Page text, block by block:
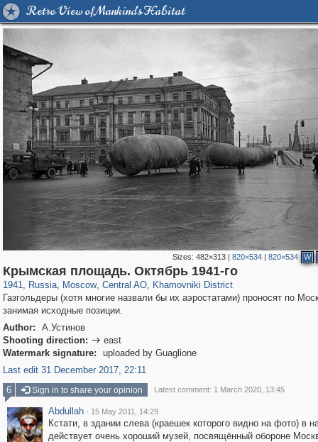
Retro View of Mankind's Habitat
Sizes:482×313 |820×534 |820×534 W
Крымская площадь. Октябрь 1941-го
1941, Russia
1,406,849 29,243
, Moscow
319,861 8,286
, Central AO
160,009 5,916
, Khamovniki District
19,395 722
Газгольдеры (хотя многие назвали бы их аэростатами) проносят по
занимая исходные позиции.
Author:
А.Устинов
Shooting direction:  east
Watermark signature:
uploaded by Guaglione
Last edit 31 December 2017, 22:11
6
Sign in to share your opinion Latest comment: 1 March 2020, 13:45
Abdullah · 15 May 2011, 14:29
Кстати, в здании слева (краешек которого видно на фото) в
действует очень хороший музей, посвящённый обороне